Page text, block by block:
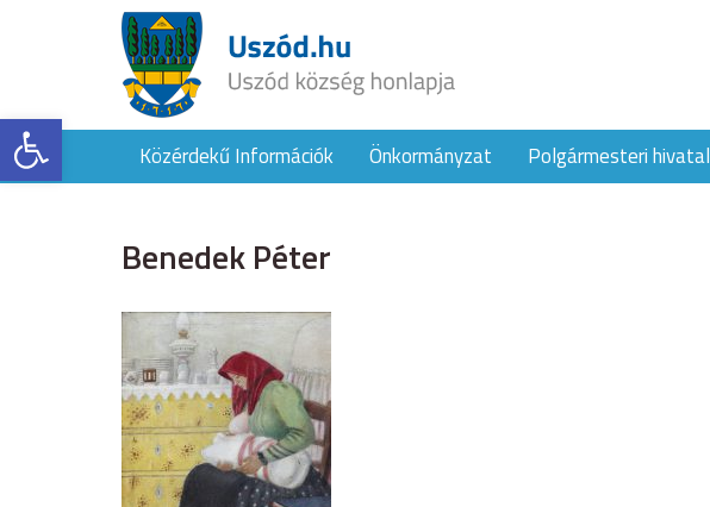
Eszköztár megnyitásaKözérdekű Információk Önkormányzat Polgármesteri hivatal
Benedek Péter